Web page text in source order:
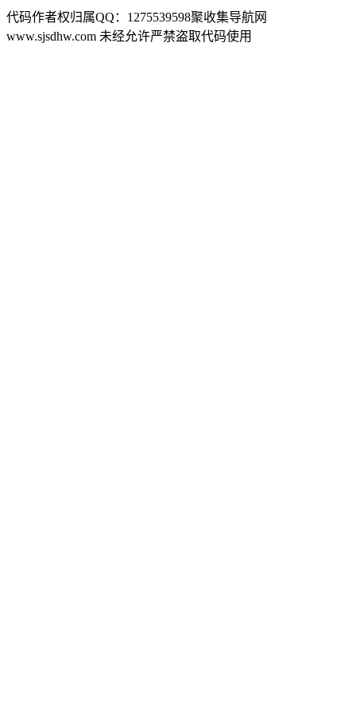
代码作者权归属QQ：1275539598聚收集导航网
www.sjsdhw.com 未经允许严禁盗取代码使用